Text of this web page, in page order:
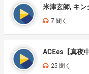
米津玄師, キン
7 聞く
ACEes【真夜
25 聞く